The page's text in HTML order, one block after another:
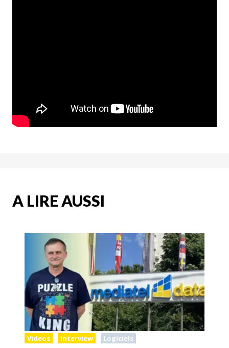
A LIRE AUSSI
Videos Interview Logiciels